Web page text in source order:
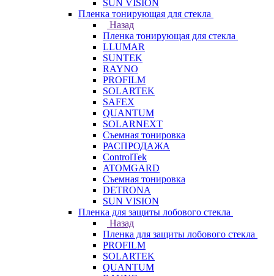
SUN VISION
Пленка тонирующая для стекла
Назад
Пленка тонирующая для стекла
LLUMAR
SUNTEK
RAYNO
PROFILM
SOLARTEK
SAFEX
QUANTUM
SOLARNEXT
Съемная тонировка
РАСПРОДАЖА
ControlTek
ATOMGARD
Съемная тонировка
DETRONA
SUN VISION
Пленка для защиты лобового стекла
Назад
Пленка для защиты лобового стекла
PROFILM
SOLARTEK
QUANTUM